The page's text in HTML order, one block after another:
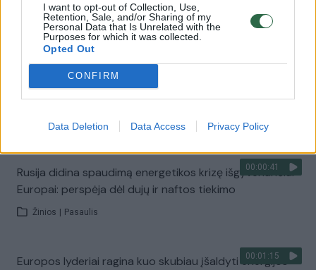
I want to opt-out of Collection, Use,
Retention, Sale, and/or Sharing of my
Personal Data that Is Unrelated with the
Purposes for which it was collected.
Opted Out
CONFIRM
Data Deletion Data Access Privacy Policy
nesutarimų ir atvirų konfliktų
Žinios | Pasaulis
G. Landsbergis: „Turime ir toliau išlaikyti visos Europos
bei demokratinio pasaulio vienybę“
Žinios | Lietuvos diena
00:00:41
Rusija didina spaudimą energetikos krizę išgyvenančiai
Europai: perspėja dėl dujų ir naftos tiekimo
Žinios Pasaulis
00:01:15
Europos lyderiai ragina kuo skubiau įšaldyti energijos